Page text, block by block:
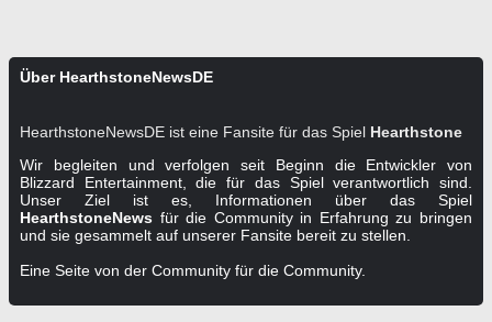
Über HearthstoneNewsDE
HearthstoneNewsDE ist eine Fansite für das Spiel Hearthstone
Wir begleiten und verfolgen seit Beginn die Entwickler von
Blizzard Entertainment, die für das Spiel verantwortlich sind.
Unser Ziel ist es, Informationen über das Spiel
HearthstoneNews für die Community in Erfahrung zu bringen
und sie gesammelt auf unserer Fansite bereit zu stellen.
Eine Seite von der Community für die Community.